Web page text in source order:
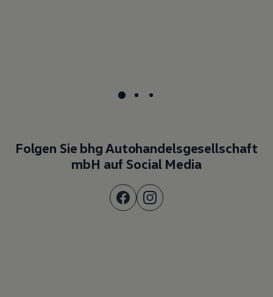
Folgen Sie bhg Autohandelsgesellschaft
mbH auf Social Media